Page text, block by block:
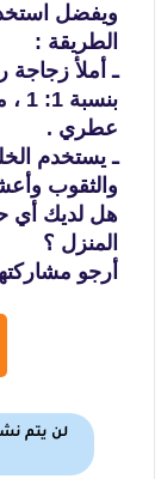
ويفضل
الطريقة :
ـ أملأ زجاجة
بنسبة 1: 1 ، مع إضافة 15
عطري .
ـ يستخدم
والثقوب
هل لديك أي
المنزل ؟
أرجو
لن يتم